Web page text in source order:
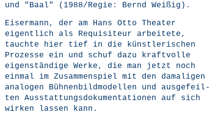
und "Baal" (1988/Regie: Bernd Weißig).
Eis­er­mann, der am Hans Otto Thea­ter
eigent­lich als Requi­si­teur arbei­te­te,
tauch­te hier tief in die künst­le­ri­schen
Pro­zes­se ein und schuf dazu kraft­vol­le
eigen­stän­di­ge Wer­ke, die man jetzt noch
ein­mal im Zusam­men­spiel mit den dama­li­gen
ana­lo­gen Büh­nen­bild­mo­del­len und aus­ge­feil­
ten Aus­stat­tungs­do­ku­men­ta­tio­nen auf sich
wir­ken las­sen kann.